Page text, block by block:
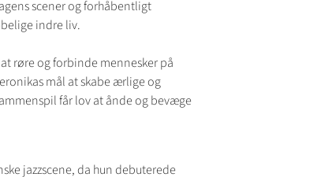
scener og forhåbentligt
indre liv.
røre og forbinde mennesker på
mål at skabe ærlige og
får lov at ånde og bevæge
jazzscene, da hun debuterede